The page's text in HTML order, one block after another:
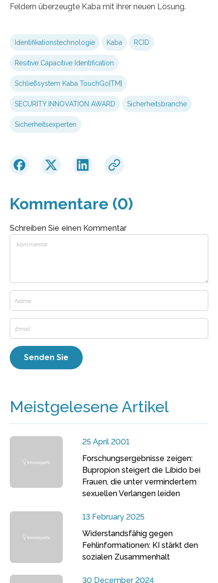
Feldern überzeugte Kaba mit ihrer neuen Lösung.
Identifikationstechnologie Kaba RCID
Resitive Capacitive Identification
Schließsystem Kaba TouchGo[TM]
SECURITY INNOVATION AWARD Sicherheitsbranche
Sicherheitsexperten
Kommentare (0)
Schreiben Sie einen Kommentar
Meistgelesene Artikel
25 April 2001
Forschungsergebnisse zeigen:
Bupropion steigert die Libido bei
Frauen, die unter vermindertem
sexuellen Verlangen leiden
13 February 2025
Widerstandsfähig gegen
Fehlinformationen: KI stärkt den
sozialen Zusammenhalt
30 December 2024